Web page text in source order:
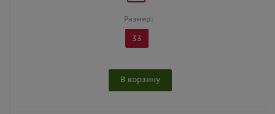
Размер:
33
В корзину